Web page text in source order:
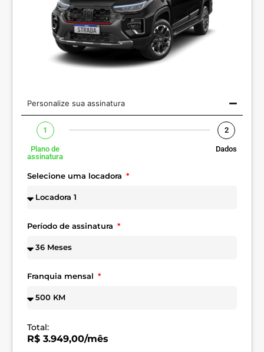
Personalize sua assinatura
1
Plano de
assinatura
2
Dados
Selecione uma locadora
Período de assinatura
Franquia mensal
Total:
R$ 3.949,00/mês